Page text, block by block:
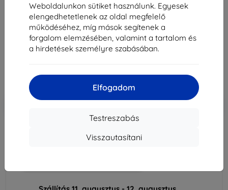
Weboldalunkon sütiket használunk. Egyesek
elengedhetetlenek az oldal megfelelő
működéséhez, míg mások segítenek a
forgalom elemzésében, valamint a tartalom és
a hirdetések személyre szabásában.
Elfogadom
Testreszabás
Visszautasítani
Alkalmas: Samsung Galaxy S25+
Leírás és specifikáció
8 090 Ft
Ár ÁFA nelkül
Kedvezmény kuponnalEXTRA10
Utolsó darab raktáron